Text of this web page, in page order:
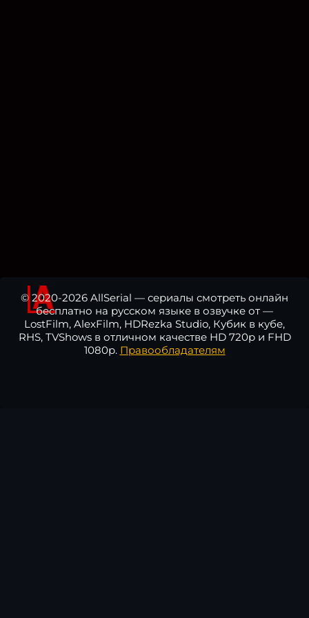
© 2020-2026 AllSerial — сериалы смотреть онлайн
бесплатно на русском языке в озвучке от —
LostFilm, AlexFilm, HDRezka Studio, Кубик в кубе,
RHS, TVShows в отличном качестве HD 720p и FHD
1080p. Правообладателям